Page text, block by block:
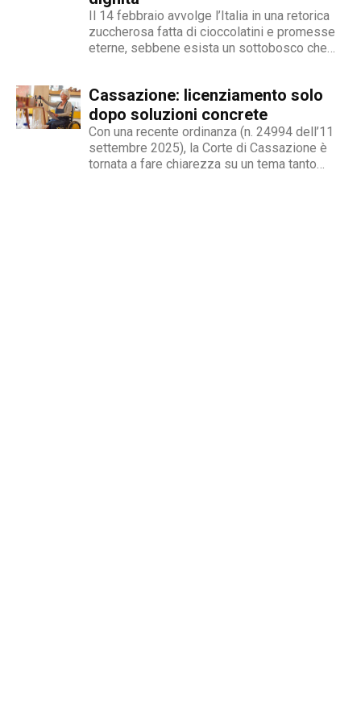
Il 14 febbraio avvolge l’Italia in una retorica
zuccherosa fatta di cioccolatini e promesse
eterne, sebbene esista un sottobosco che
un’opzione commerciale né un dato di di fatto,
ma...
Cassazione: licenziamento solo
dopo soluzioni concrete
Con una recente ordinanza (n. 24994 dell’11
settembre 2025), la Corte di Cassazione è
tornata a fare chiarezza su un tema tanto